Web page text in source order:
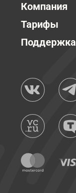
Компания
Тарифы
Поддержка